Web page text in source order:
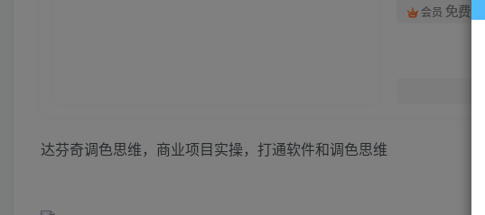
会员 免费
达芬奇调色思维，商业项目实操，打通软件和调色思维